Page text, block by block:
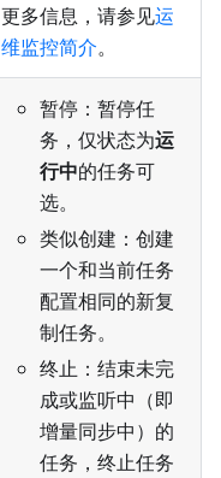
更多信息，请参见运
维监控简介。
暂停：暂停任
务，仅状态为运
行中的任务可
选。
类似创建：创建
一个和当前任务
配置相同的新复
制任务。
终止：结束未完
成或监听中（即
增量同步中）的
任务，终止任务